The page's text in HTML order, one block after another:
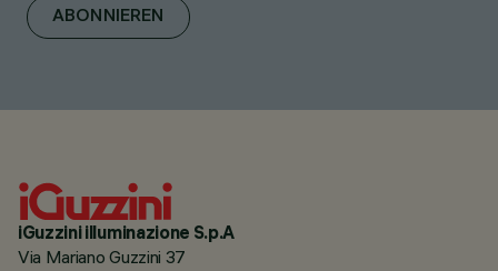
ABONNIEREN
iGuzzini illuminazione S.p.A
Via Mariano Guzzini 37